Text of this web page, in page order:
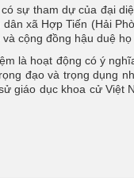
sự tham dự của đại
dân xã Hợp Tiến (Hải
cộng đồng hậu duệ họ
là hoạt động có ý
đạo và trọng dụng
giáo dục khoa cử Việt